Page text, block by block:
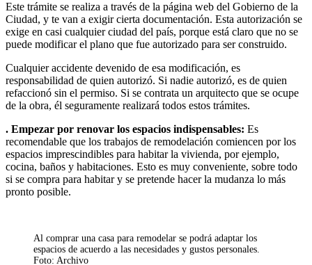
Este trámite se realiza a través de la página web del Gobierno de la
Ciudad, y te van a exigir cierta documentación. Esta autorización se
exige en casi cualquier ciudad del país, porque está claro que no se
puede modificar el plano que fue autorizado para ser construido.
Cualquier accidente devenido de esa modificación, es
responsabilidad de quien autorizó. Si nadie autorizó, es de quien
refaccionó sin el permiso. Si se contrata un arquitecto que se ocupe
de la obra, él seguramente realizará todos estos trámites.
. Empezar por renovar los espacios indispensables: Es
recomendable que los trabajos de remodelación comiencen por los
espacios imprescindibles para habitar la vivienda, por ejemplo,
cocina, baños y habitaciones. Esto es muy conveniente, sobre todo
si se compra para habitar y se pretende hacer la mudanza lo más
pronto posible.
Al comprar una casa para remodelar se podrá adaptar los
espacios de acuerdo a las necesidades y gustos personales.
Foto: Archivo